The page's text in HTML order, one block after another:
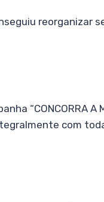
reorganizar
“CONCORRA A
com